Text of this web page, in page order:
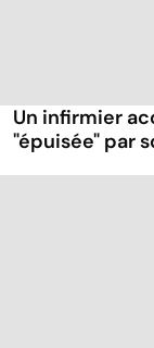
Un infirmier
"épuisée" par